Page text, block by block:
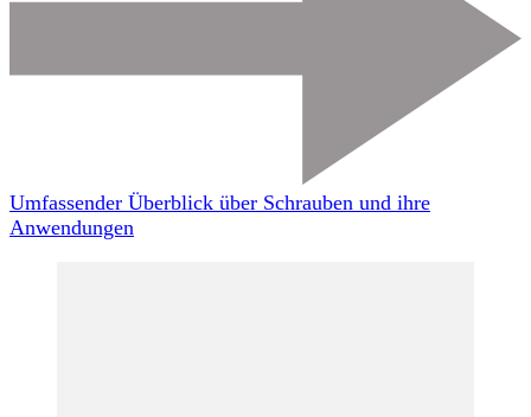
Umfassender Überblick über Schrauben und ihre
Anwendungen